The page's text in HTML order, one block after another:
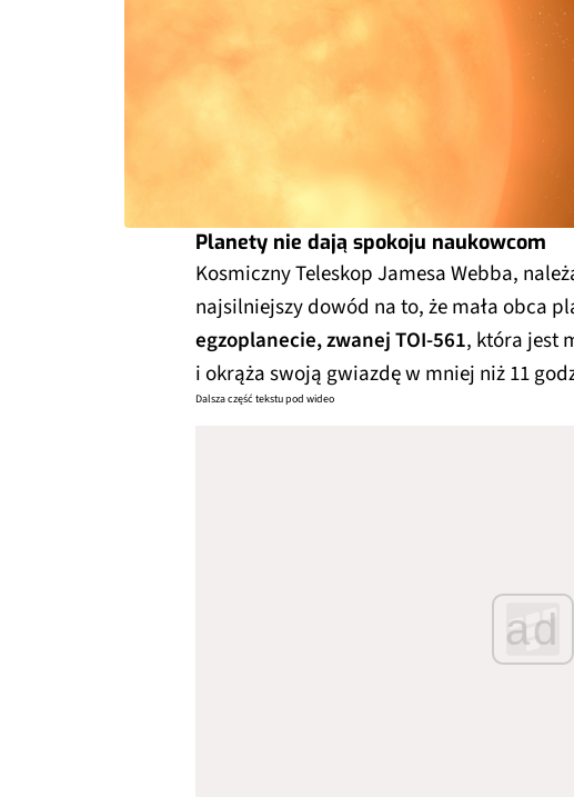
Planety nie dają spokoju naukowcom
Kosmiczny Teleskop Jamesa Webba,
najsilniejszy dowód na to, że mała obca
egzoplanecie, zwanej TOI-561, która jest
i okrąża swoją gwiazdę w mniej niż 11
Dalsza część tekstu pod wideo
ad